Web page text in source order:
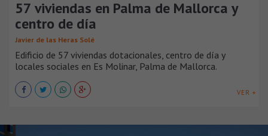
57 viviendas en Palma de Mallorca y
centro de día
Javier de las Heras Solé
Edificio de 57 viviendas dotacionales, centro de día y
locales sociales en Es Molinar, Palma de Mallorca.
VER +